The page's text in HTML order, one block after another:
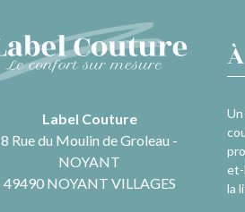
Label Couture
8 Rue du Moulin de Groleau -
NOYANT
49490 NOYANT VILLAGES
et-
la